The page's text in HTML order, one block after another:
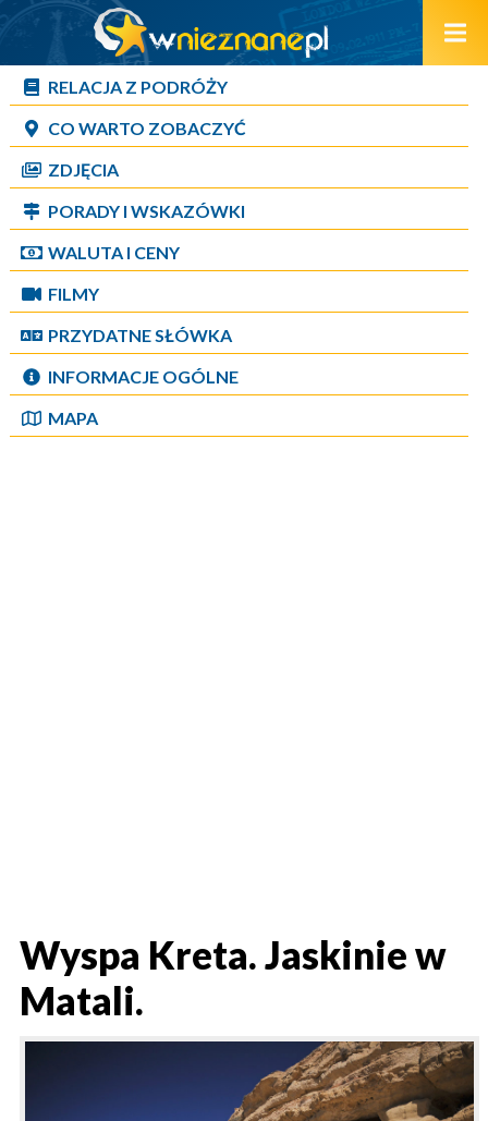
RELACJA Z PODRÓŻY
CO WARTO ZOBACZYĆ
ZDJĘCIA
PORADY I WSKAZÓWKI
WALUTA I CENY
FILMY
PRZYDATNE SŁÓWKA
INFORMACJE OGÓLNE
MAPA
Wyspa Kreta. Jaskinie w
Matali.